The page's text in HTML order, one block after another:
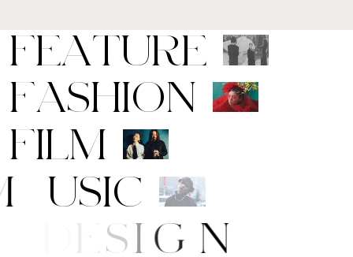
FEATURE
FASHION
FILM
M USIC
/D ES IG